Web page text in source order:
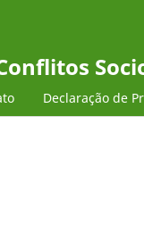
Declaração de